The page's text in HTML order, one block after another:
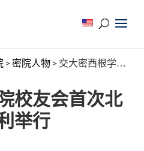
> 密院人物> 交大密西根学院校友会首次北京校友活动顺利举行
校友会首次北
举行